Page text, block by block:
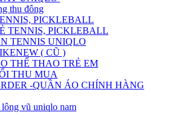
thu đông
PICKLEBALL
TENNIS, PICKLEBALL
TENNIS UNIQLO
( CŨ )
THỂ THAO TRẺ EM
THU MUA
-QUẦN ÁO CHÍNH HÀNG
vũ uniqlo nam